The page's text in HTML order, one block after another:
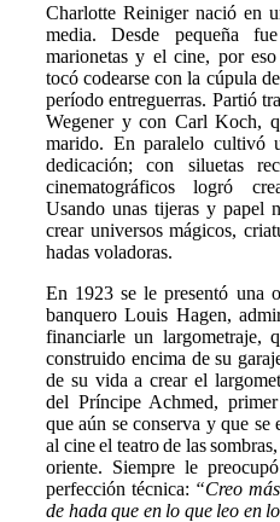
Charlotte Reiniger nació en
media. Desde pequeña
marionetas y el cine, por
tocó codearse con la cúpula
período entreguerras. Partió
Wegener y con Carl Koch,
marido. En paralelo cultivó
dedicación; con siluetas
cinematográficos logró
Usando unas tijeras y papel
crear universos mágicos,
hadas voladoras.
En 1923 se le presentó una
banquero Louis Hagen,
financiarle un largometraje,
construido encima de su
de su vida a crear el
del Príncipe Achmed,
que aún se conserva y que se
al cine el teatro de las
oriente. Siempre le
perfección técnica: “Creo
de hada que en lo que leo en